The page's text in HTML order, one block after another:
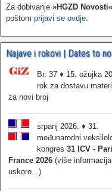
Za dobivanje »HGZD Novosti«
poštom prijavi se ovdje.
Najave i rokovi | Dates to
Br. 37 ♦ 15. ožujka
rok za dostavu
za novi broj
srpanj 2026. ♦ 31.
međunarodni
kongres 31 ICV -
France 2026(više informacija
uskoro...)